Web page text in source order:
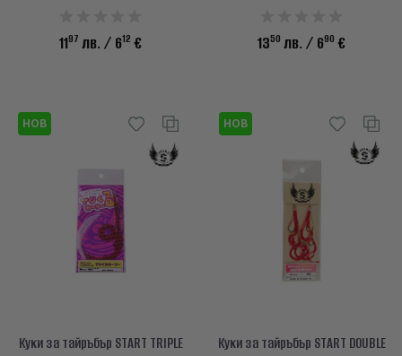
1197 лв. / 612 € 1350 лв. / 690 €
НОВ
Куки за тайръбър START TRIPLE
НОВ
Куки за тайръбър START DOUBLE